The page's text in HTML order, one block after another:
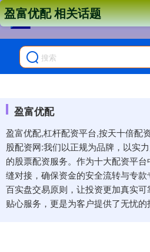
盈富优配
盈富优配,杠杆配资平台,按天十倍配
股配资网:我们以正规为品牌，以实
的股票配资服务。作为十大配资平
缝对接，确保资金的安全流转与专
百实盘交易原则，让投资更加真实
贴心服务，更是为客户提供了无忧的
盈富优配 相关话题